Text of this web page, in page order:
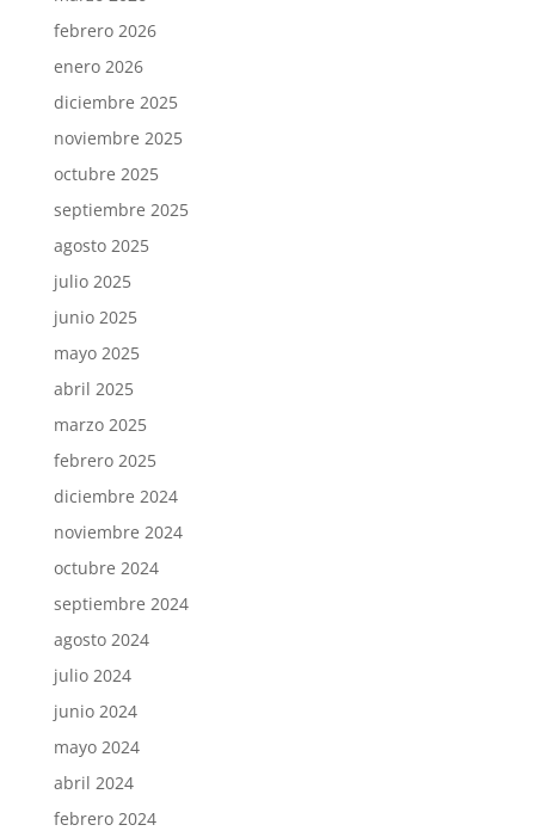
febrero 2026
enero 2026
diciembre 2025
noviembre 2025
octubre 2025
septiembre 2025
agosto 2025
julio 2025
junio 2025
mayo 2025
abril 2025
marzo 2025
febrero 2025
diciembre 2024
noviembre 2024
octubre 2024
septiembre 2024
agosto 2024
julio 2024
junio 2024
mayo 2024
abril 2024
febrero 2024